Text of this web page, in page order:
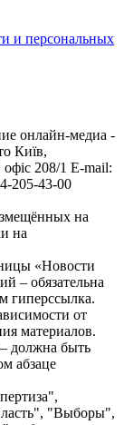
и персональных
онлайн-медиа -
Київ,
208/1 E-mail:
205-43-00
на
на
«Новости
– обязательна
гиперссылка.
от
материалов.
должна быть
абзаце
"Выборы",